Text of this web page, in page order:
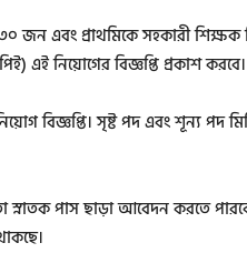
জন এবং প্রাথমিকে সহকারী
এই নিয়োগের বিজ্ঞপ্তি প্রকাশ করবে।
বিজ্ঞপ্তি। সৃষ্ট পদ এবং শূন্য
পাস ছাড়া আবেদন করতে পারবে